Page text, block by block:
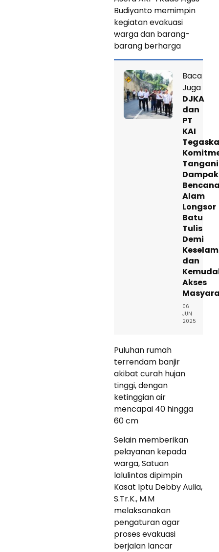
Budiyanto memimpin
kegiatan evakuasi
warga dan barang-
barang berharga
Baca
Juga
DJKA
dan
PT
KAI
Tangani
Dampak
Alam
Longsor
Batu
Tulis
Demi
dan
Akses
06
JUN
2025
Puluhan rumah
terrendam banjir
akibat curah hujan
tinggi, dengan
ketinggian air
mencapai 40 hingga
60 cm
Selain memberikan
pelayanan kepada
warga, Satuan
lalulintas dipimpin
Kasat Iptu Debby Aulia,
S.Tr.K., M.M
melaksanakan
pengaturan agar
proses evakuasi
berjalan lancar